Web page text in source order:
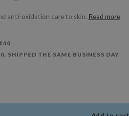
anti-oxidation care to skin. Read more
SHIPPED THE SAME BUSINESS DAY